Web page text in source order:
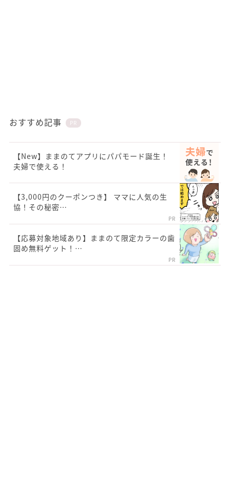
おすすめ記事 PR
【New】ままのてアプリにパパモード誕生！
夫婦で使える！
【3,000円のクーポンつき】 ママに人気の生
協！その秘密…
PR
【応募対象地域あり】ままのて限定カラーの歯
固め無料ゲット！…
PR